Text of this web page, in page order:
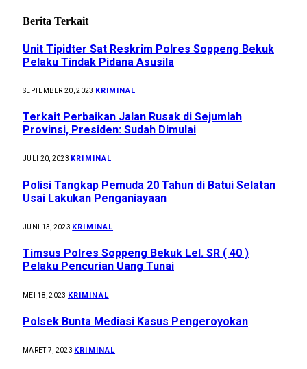
Berita Terkait
Unit Tipidter Sat Reskrim Polres Soppeng Bekuk
Pelaku Tindak Pidana Asusila
SEPTEMBER 20, 2023 KRIMINAL
Terkait Perbaikan Jalan Rusak di Sejumlah
Provinsi, Presiden: Sudah Dimulai
JULI 20, 2023 KRIMINAL
Polisi Tangkap Pemuda 20 Tahun di Batui Selatan
Usai Lakukan Penganiayaan
JUNI 13, 2023 KRIMINAL
Timsus Polres Soppeng Bekuk Lel. SR ( 40 )
Pelaku Pencurian Uang Tunai
MEI 18, 2023 KRIMINAL
Polsek Bunta Mediasi Kasus Pengeroyokan
MARET 7, 2023 KRIMINAL